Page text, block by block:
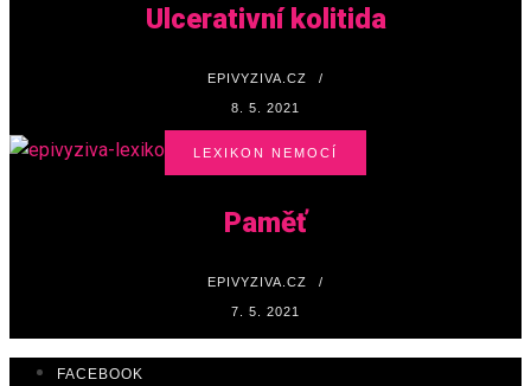
Ulcerativní kolitida
EPIVYZIVA.CZ /
8. 5. 2021
LEXIKON NEMOCÍ
Paměť
EPIVYZIVA.CZ /
7. 5. 2021
FACEBOOK